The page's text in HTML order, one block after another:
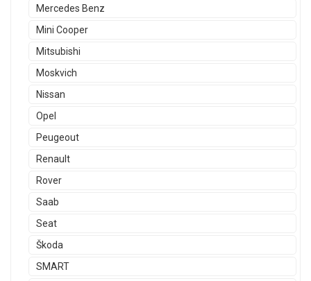
Mercedes Benz
Mini Cooper
Mitsubishi
Moskvich
Nissan
Opel
Peugeout
Renault
Rover
Saab
Seat
Škoda
SMART